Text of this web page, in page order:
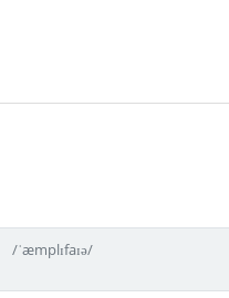
/ˈæmplɪfaɪə/